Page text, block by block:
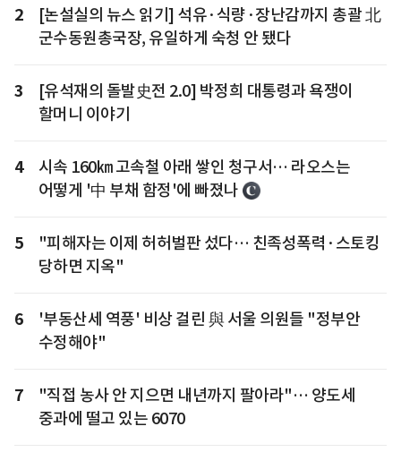
2
[논설실의 뉴스 읽기] 석유·식량·장난감까지 총괄 北
군수동원총국장, 유일하게 숙청 안 됐다
3
[유석재의 돌발史전 2.0] 박정희 대통령과 욕쟁이
할머니 이야기
4
시속 160㎞ 고속철 아래 쌓인 청구서… 라오스는
어떻게 '中 부채 함정'에 빠졌나
5
"피해자는 이제 허허벌판 섰다… 친족성폭력·스토킹
당하면 지옥"
6
'부동산세 역풍' 비상 걸린 與 서울 의원들 "정부안
수정해야"
7
"직접 농사 안 지으면 내년까지 팔아라"… 양도세
중과에 떨고 있는 6070